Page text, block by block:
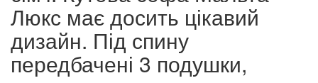
Люкс має досить цікавий
дизайн. Під спину
передбачені 3 подушки,